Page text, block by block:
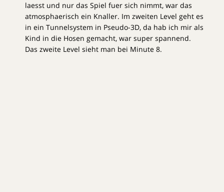
laesst und nur das Spiel fuer sich nimmt, war das
atmosphaerisch ein Knaller. Im zweiten Level geht es
in ein Tunnelsystem in Pseudo-3D, da hab ich mir als
Kind in die Hosen gemacht, war super spannend.
Das zweite Level sieht man bei Minute 8.